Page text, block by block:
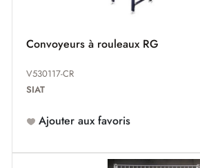
Convoyeurs à rouleaux RG
V530117-CR
SIAT
Ajouter aux favoris